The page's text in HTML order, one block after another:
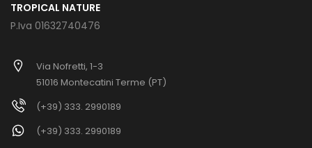
TROPICAL NATURE
P.Iva 01632740476
Via Nofretti, 1-3
51016 Montecatini Terme (PT)
(+39) 333. 2990189
(+39) 333. 2990189